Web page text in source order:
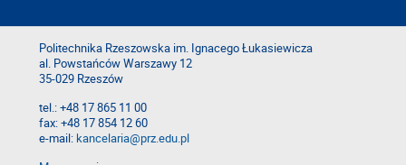
Politechnika Rzeszowska im. Ignacego Łukasiewicza
al. Powstańców Warszawy 12
35-029 Rzeszów
tel.: +48 17 865 11 00
fax: +48 17 854 12 60
e-mail:kancelaria@prz.edu.pl